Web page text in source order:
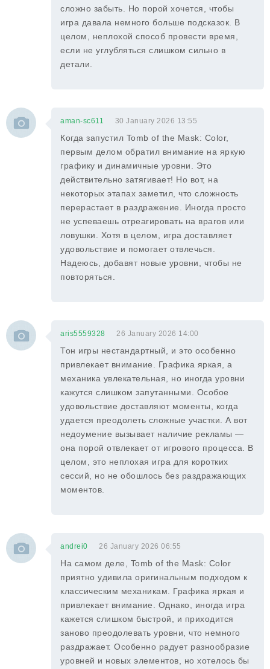
сложно забыть. Но порой хочется, чтобы
игра давала немного больше подсказок. В
целом, неплохой способ провести время,
если не углубляться слишком сильно в
детали.
aman-sc611 30 January 2026 13:55
Когда запустил Tomb of the Mask: Color,
первым делом обратил внимание на яркую
графику и динамичные уровни. Это
действительно затягивает! Но вот, на
некоторых этапах заметил, что сложность
перерастает в раздражение. Иногда просто
не успеваешь отреагировать на врагов или
ловушки. Хотя в целом, игра доставляет
удовольствие и помогает отвлечься.
Надеюсь, добавят новые уровни, чтобы не
повторяться.
aris5559328 26 January 2026 14:00
Тон игры нестандартный, и это особенно
привлекает внимание. Графика яркая, а
механика увлекательная, но иногда уровни
кажутся слишком запутанными. Особое
удовольствие доставляют моменты, когда
удается преодолеть сложные участки. А вот
недоумение вызывает наличие рекламы —
она порой отвлекает от игрового процесса. В
целом, это неплохая игра для коротких
сессий, но не обошлось без раздражающих
моментов.
andrei0 26 January 2026 06:55
На самом деле, Tomb of the Mask: Color
приятно удивила оригинальным подходом к
классическим механикам. Графика яркая и
привлекает внимание. Однако, иногда игра
кажется слишком быстрой, и приходится
заново преодолевать уровни, что немного
раздражает. Особенно радует разнообразие
уровней и новых элементов, но хотелось бы